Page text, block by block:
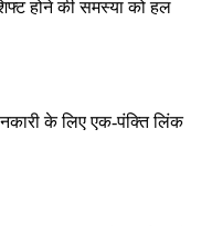
होने की समस्या को हल
के लिए एक-पंक्ति लिंक